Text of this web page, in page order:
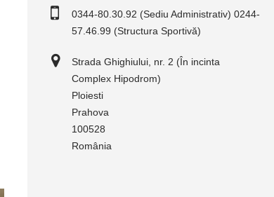
0344-80.30.92 (Sediu Administrativ) 0244-
57.46.99 (Structura Sportivă)
Strada Ghighiului, nr. 2 (În incinta
Complex Hipodrom)
Ploiesti
Prahova
100528
România